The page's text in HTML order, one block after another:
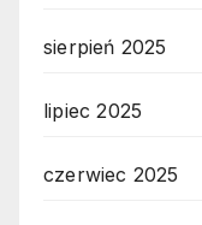
sierpień 2025
lipiec 2025
czerwiec 2025